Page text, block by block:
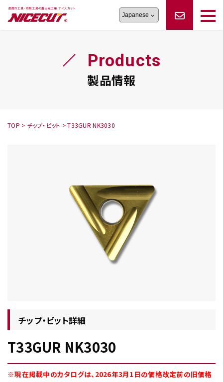
旋盤工具シリーズ
シリーズ
オーダー品依頼
フェイス・ショルダーシリーズかんたんオーダー
トラブルシューティング
ロックピンの逆ジメに注意
Products
製品情報
TOP > チップ・ビット >T33GUR NK3030
チップ・ビット詳細
T33GUR NK3030
※現在掲載中のカタログは、2026年3月1日の価格改定前の旧価格